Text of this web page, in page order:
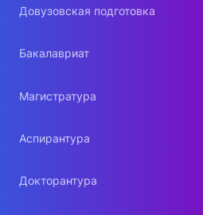
Довузовская подготовка
Бакалавриат
Магистратура
Аспирантура
Докторантура